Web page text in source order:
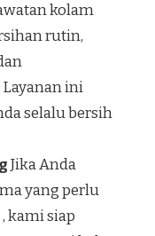
kolam
rutin,
ini
selalu bersih
Jika Anda
yang perlu
kami siap